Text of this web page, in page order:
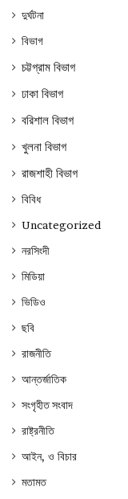
দুর্ঘটনা
বিভাগ
চট্টগ্রাম বিভাগ
ঢাকা বিভাগ
বরিশাল বিভাগ
খুলনা বিভাগ
রাজশাহী বিভাগ
বিবিধ
Uncategorized
নরসিংদী
মিডিয়া
ভিডিও
ছবি
রাজনীতি
আন্তর্জাতিক
সংগৃহীত সংবাদ
রাষ্ট্রনীতি
আইন, ও বিচার
মতামত